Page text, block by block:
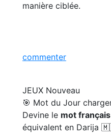
manière ciblée.
commenter
JEUX Nouveau
🎯 Mot du Jour
Devine le mot français
équivalent en Darija